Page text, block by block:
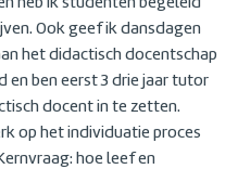
heb ik studenten begeleid
Ook geef ik dansdagen
het didactisch docentschap
ben eerst 3 drie jaar tutor
docent in te zetten.
op het individuatie proces
hoe leef en